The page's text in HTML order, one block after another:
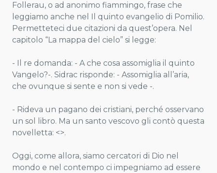
Follerau, o ad anonimo fiammingo, frase che
leggiamo anche nel Il quinto evangelio di Pomilio.
Permetteteci due citazioni da quest’opera. Nel
capitolo “La mappa del cielo” si legge:
- Il re domanda: - A che cosa assomiglia il quinto
Vangelo?-. Sidrac risponde: - Assomiglia all’aria,
che ovunque si sente e non si vede -.
- Rideva un pagano dei cristiani, perché osservano
un sol libro. Ma un santo vescovo gli contò questa
novelletta: <>.
Oggi, come allora, siamo cercatori di Dio nel
mondo e nel contempo ci impegniamo ad essere